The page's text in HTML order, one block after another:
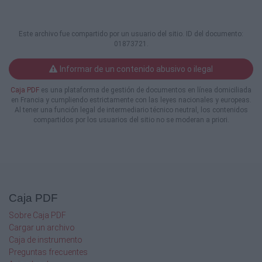
HaKodesh es inspirada por Yahweh y es útil
la halajá/enseñanza, para la reprensión, para
la corrección, para la instrucción en el
camino de la justicia,
3:17 a fin de que el benei de Yahweh Elohé
sea maduro espiritualmente, enteramente
capacitado para hacer toda buena obra.
tiempo
para poder ayudar, para reprender y para
exhortar con toda paciencia y enseñanza
verdadera.
4:3 Porque vendrá el tiempo del fin cuando
muchos no soportarán la sana doctrina; más
Este archivo fue compartido por un usuario del sitio. ID del documento:
01873721.
Informar de un contenido abusivo o ilegal
Caja PDF es una plataforma de gestión de documentos en línea domiciliada
en Francia y cumpliendo estrictamente con las leyes nacionales y europeas.
Al tener una función legal de intermediario técnico neutral, los contenidos
compartidos por los usuarios del sitio no se moderan a priori.
Caja PDF
Sobre Caja PDF
Cargar un archivo
Caja de instrumento
Preguntas frecuentes